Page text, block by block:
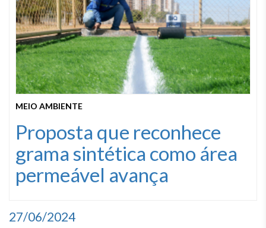
MEIO AMBIENTE
Proposta que reconhece
grama sintética como área
permeável avança
27/06/2024